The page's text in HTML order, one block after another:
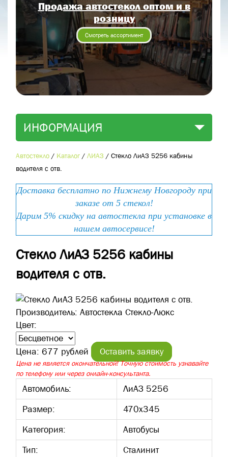
Продажа автостекол оптом и в
розницу
Смотреть ассортимент
ИНФОРМАЦИЯ
Автостекло / Каталог / ЛИАЗ / Стекло ЛиАЗ 5256 кабины
водителя с отв.
Доставка бесплатно по Нижнему Новгороду при
заказе от 5 стекол!
Дарим 5% скидку на автостекла при установке в
нашем автосервисе!
Стекло ЛиАЗ 5256 кабины
водителя с отв.
Производитель: Автостекла Стекло-Люкс
Цвет:
Цена: 677 рублей Оставить заявку
Цена не является окончательной! Точную стоимость узнавайте
по телефону или через онлайн-консультанта.
Автомобиль:
ЛиАЗ 5256
Размер:
470х345
Категория:
Автобусы
Тип:
Сталинит
Отправить
Отправить заявку